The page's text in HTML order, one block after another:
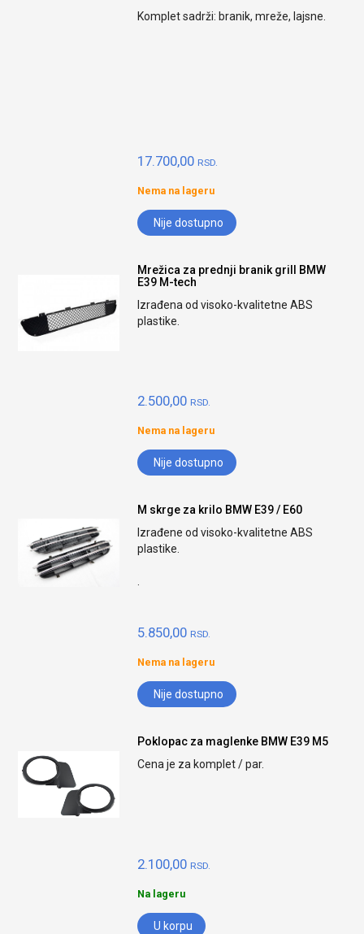
Komplet sadrži: branik, mreže, lajsne.
17.700,00 RSD.
Nema na lageru
Nije dostupno
Mrežica za prednji branik grill BMW
E39 M-tech
Izrađena od visoko-kvalitetne ABS
plastike.
2.500,00 RSD.
Nema na lageru
Nije dostupno
M skrge za krilo BMW E39 / E60
Izrađene od visoko-kvalitetne ABS
plastike.
5.850,00 RSD.
Nema na lageru
Nije dostupno
Poklopac za maglenke BMW E39 M5
Cena je za komplet / par.
2.100,00 RSD.
Na lageru
U korpu